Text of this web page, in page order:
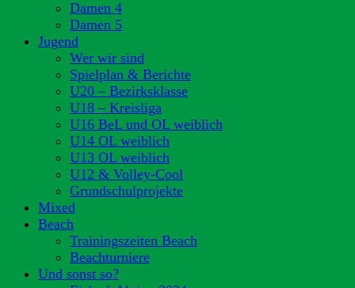
Damen 4
Damen 5
Jugend
Wer wir sind
Spielplan & Berichte
U20 – Bezirksklasse
U18 – Kreisliga
U16 BeL und OL weiblich
U14 OL weiblich
U13 OL weiblich
U12 & Volley-Cool
Grundschulprojekte
Mixed
Beach
Trainingszeiten Beach
Beachturniere
Und sonst so?